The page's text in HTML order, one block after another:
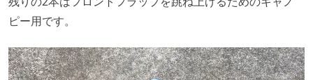
ピー用です。